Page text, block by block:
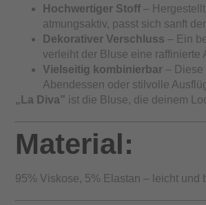
Hochwertiger Stoff –
atmungsaktiv, passt sich sanft
Dekorativer Verschluss – Ein
verleiht der Bluse eine raffinierte
Vielseitig kombinierbar – Diese
Abendessen oder stilvolle
„La Diva” ist die Bluse, die deinem
Material:
95% Viskose, 5% Elastan – leicht und